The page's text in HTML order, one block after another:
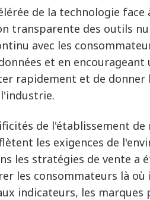
de la technologie face
transparente des outils
avec les
et en encourageant
rapidement et de
.
de l'établissement de
les exigences de
les stratégies de vente a
les consommateurs là où
indicateurs, les marques